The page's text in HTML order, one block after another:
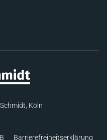
Köln
Barrierefreiheitserklärung